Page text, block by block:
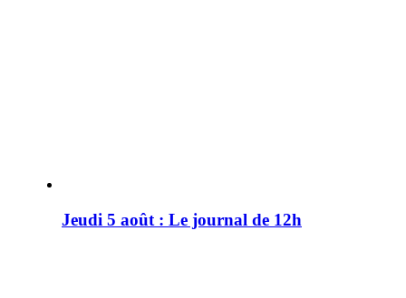
Jeudi 5 août : Le journal de 12h